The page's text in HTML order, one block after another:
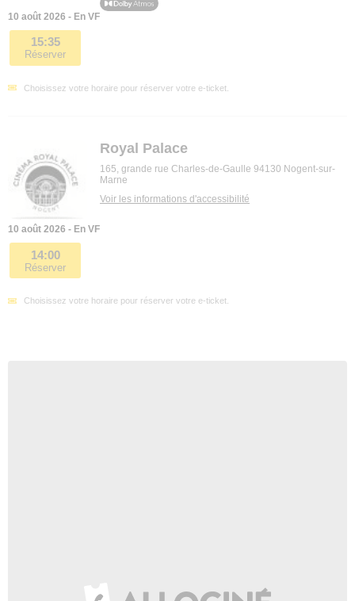
10 août 2026 - En VF
15:35
Réserver
Choisissez votre horaire pour réserver votre e-ticket.
Royal Palace
165, grande rue Charles-de-Gaulle 94130 Nogent-sur-
Marne
Voir les informations d'accessibilité
10 août 2026 - En VF
14:00
Réserver
Choisissez votre horaire pour réserver votre e-ticket.